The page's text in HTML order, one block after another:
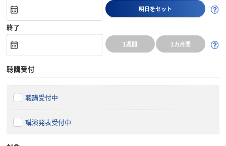
明日をセット
終了
1週間 1カ月間
聴講受付
聴講受付中
講演発表受付中